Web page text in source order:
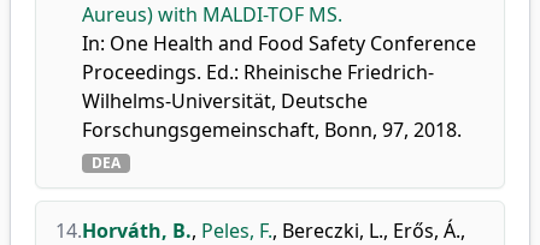
Aureus) with MALDI-TOF MS.
In: One Health and Food Safety Conference
Proceedings. Ed.: Rheinische Friedrich-
Wilhelms-Universität, Deutsche
Forschungsgemeinschaft, Bonn, 97, 2018.
DEA
14.Horváth, B., Peles, F., Bereczki, L., Erős, Á.,